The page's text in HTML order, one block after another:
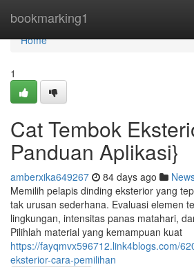
bookmarking1
Home
Home
1
Cat Tembok
Panduan Aplikasi}
amberxika649267 84 days ago
Memilih pelapis dinding eksterior yang
tak urusan sederhana. Evaluasi elemen
lingkungan, intensitas panas matahari,
Pilihlah material yang kemampuan kuat
https://fayqmvx596712.link4blogs.com/
eksterior-cara-pemilihan